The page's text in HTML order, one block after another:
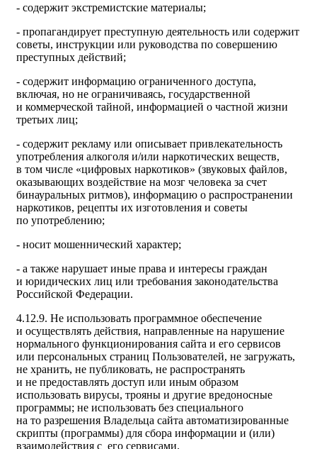
- содержит экстремистские материалы;
- пропагандирует преступную деятельность или содержит
советы, инструкции или руководства по совершению
преступных действий;
- содержит информацию ограниченного доступа,
включая, но не ограничиваясь, государственной
и коммерческой тайной, информацией о частной жизни
третьих лиц;
- содержит рекламу или описывает привлекательность
употребления алкоголя и/или наркотических веществ,
в том числе «цифровых наркотиков» (звуковых файлов,
оказывающих воздействие на мозг человека за счет
бинауральных ритмов), информацию о распространении
наркотиков, рецепты их изготовления и советы
по употреблению;
- носит мошеннический характер;
- а также нарушает иные права и интересы граждан
и юридических лиц или требования законодательства
Российской Федерации.
4.12.9. Не использовать программное обеспечение
и осуществлять действия, направленные на нарушение
нормального функционирования сайта и его сервисов
или персональных страниц Пользователей, не загружать,
не хранить, не публиковать, не распространять
и не предоставлять доступ или иным образом
использовать вирусы, трояны и другие вредоносные
программы; не использовать без специального
на то разрешения Владельца сайта автоматизированные
скрипты (программы) для сбора информации и (или)
взаимодействия с его сервисами.